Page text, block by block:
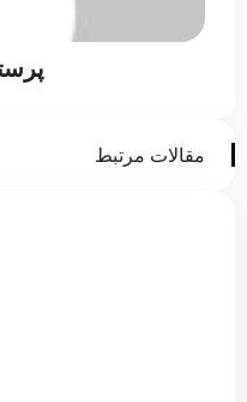
مقالات مرتبط